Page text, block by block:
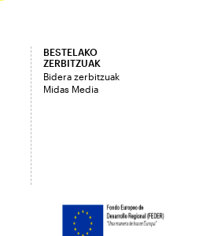
BESTELAKO
ZERBITZUAK
Bidera zerbitzuak
Midas Media